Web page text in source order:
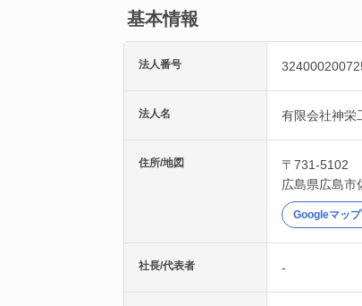
基本情報
法人番号
法人名 有限会社神栄
住所/地図
〒731-5102
広島県広島市
Googleマッ
社長/代表者 -